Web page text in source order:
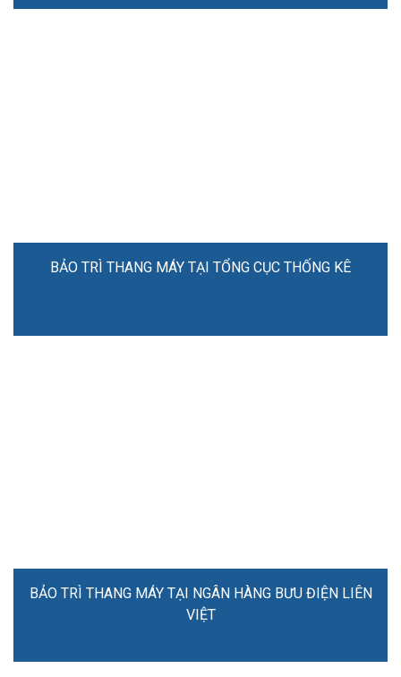
BẢO TRÌ THANG MÁY TẠI TỔNG CỤC THỐNG KÊ
BẢO TRÌ THANG MÁY TẠI NGÂN HÀNG BƯU ĐIỆN LIÊN
VIỆT